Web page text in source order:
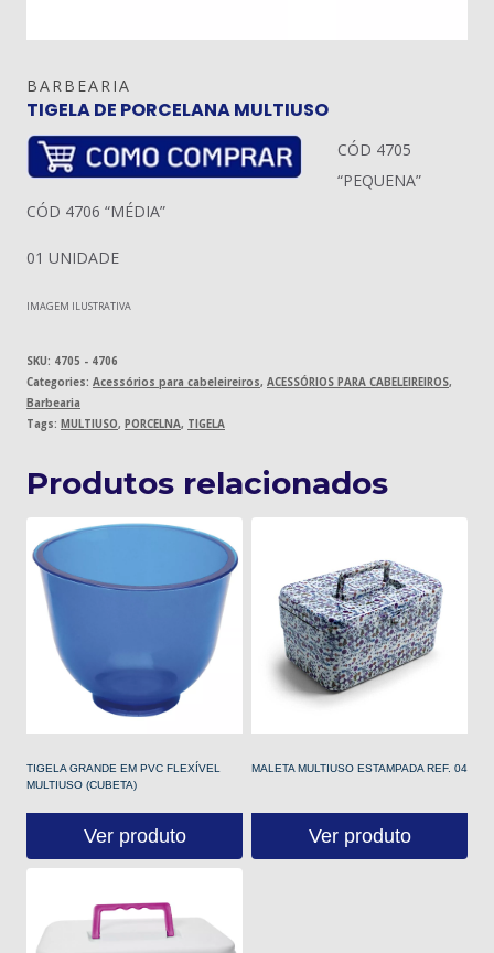
BARBEARIA
TIGELA DE PORCELANA MULTIUSO
CÓD 4705
“PEQUENA”
CÓD 4706 “MÉDIA”
01 UNIDADE
IMAGEM ILUSTRATIVA
SKU: 4705 - 4706
Categories: Acessórios para cabeleireiros, ACESSÓRIOS PARA CABELEIREIROS,
Barbearia
Tags: MULTIUSO, PORCELNA, TIGELA
Produtos relacionados
TIGELA GRANDE EM PVC FLEXÍVEL
MULTIUSO (CUBETA)
Ver produto
MALETA MULTIUSO ESTAMPADA REF. 04
Ver produto